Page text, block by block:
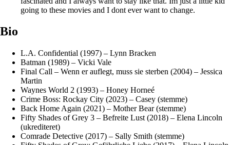
going to these movies and I dont ever want to change.
Bio
L.A. Confidential (1997) – Lynn Bracken
Batman (1989) – Vicki Vale
Final Call – Wenn er auflegt, muss sie sterben (2004) – Jessica
Martin
Waynes World 2 (1993) – Honey Horneé
Crime Boss: Rockay City (2023) – Casey (stemme)
Back Home Again (2021) – Mother Bear (stemme)
Fifty Shades of Grey 3 – Befreite Lust (2018) – Elena Lincoln
(ukrediteret)
Comrade Detective (2017) – Sally Smith (stemme)